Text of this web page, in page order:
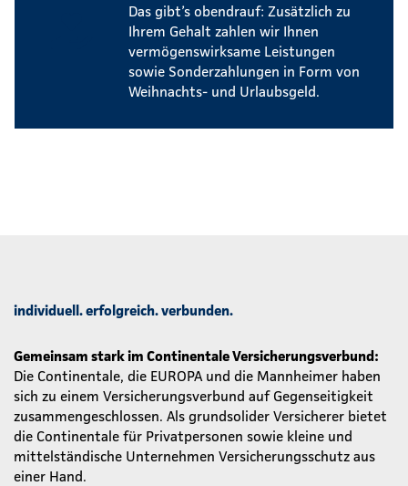
Das gibt’s obendrauf: Zusätzlich zu
Ihrem Gehalt zahlen wir Ihnen
vermögenswirksame Leistungen
sowie Sonderzahlungen in Form von
Weihnachts- und Urlaubsgeld.
individuell. erfolgreich. verbunden.
Gemeinsam stark im Continentale Versicherungsverbund:
Die Continentale, die EUROPA und die Mannheimer haben
sich zu einem Versicherungsverbund auf Gegenseitigkeit
zusammengeschlossen. Als grundsolider Versicherer bietet
die Continentale für Privatpersonen sowie kleine und
mittelständische Unternehmen Versicherungsschutz aus
einer Hand.